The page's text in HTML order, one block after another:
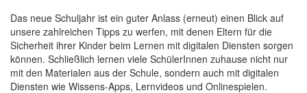
Das neue Schuljahr ist ein guter Anlass (erneut) einen Blick auf
unsere zahlreichen Tipps zu werfen, mit denen Eltern für die
Sicherheit ihrer Kinder beim Lernen mit digitalen Diensten sorgen
können. Schließlich lernen viele SchülerInnen zuhause nicht nur
mit den Materialen aus der Schule, sondern auch mit digitalen
Diensten wie Wissens-Apps, Lernvideos und Onlinespielen.